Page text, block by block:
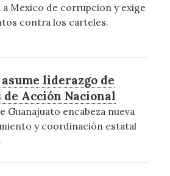
a Mexico de corrupcion y exige
contra los carteles.
liderazgo de
de Acción Nacional
Guanajuato encabeza nueva
y coordinación estatal